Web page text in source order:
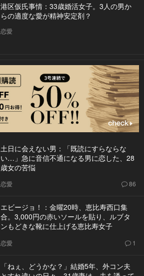
港区仮氏事情：33歳婚活女子。3人の男か
らの適度な愛が精神安定剤？
恋愛
土日に会えない男：「既読にすらならな
い…」急に音信不通になる男に恋した、28
歳女の苦悩
恋愛 86
エビージョ！：金曜20時、恵比寿西口集
合。3,000円の赤いソールを貼り、ルブタ
ンもどきな靴に仕上げる恵比寿女子
恋愛 1
「ねぇ、どうかな？」結婚5年、外コン夫